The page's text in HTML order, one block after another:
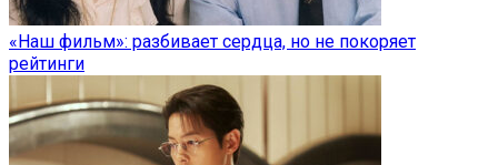
«Наш фильм»: разбивает сердца, но не покоряет
рейтинги